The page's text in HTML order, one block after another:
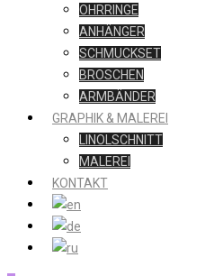
OHRRINGE
ANHÄNGER
SCHMUCKSET
BROSCHEN
ARMBÄNDER
GRAPHIK & MALEREI
LINOLSCHNITT
MALEREI
KONTAKT